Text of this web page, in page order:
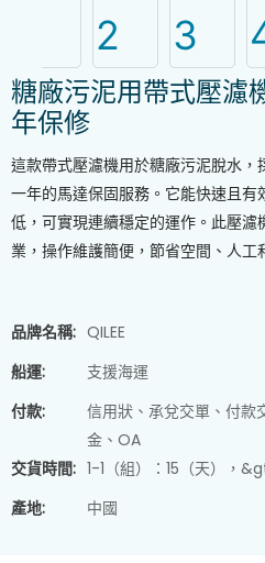
糖廠污泥用帶式壓濾
年保修
這款帶式壓濾機用於糖廠污泥脫水
一年的馬達保固服務。它能快速且
低，可實現連續穩定的運作。此壓
業，操作維護簡便，節省空間、人工
品牌名稱: QILEE
船運:
支援海運
付款:
信用狀、承兌交單、付款
金、OA
交貨時間: 1-1（組）：15（天），
產地:
中國